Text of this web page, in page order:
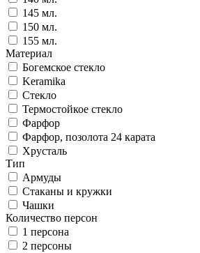
145 мл.
150 мл.
155 мл.
Материал
Богемское стекло
Keramika
Стекло
Термостойкое стекло
Фарфор
Фарфор, позолота 24 карата
Хрусталь
Тип
Армуды
Стаканы и кружки
Чашки
Количество персон
1 персона
2 персоны